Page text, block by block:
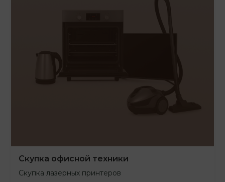
Скупка офисной техники
Скупка лазерных принтеров